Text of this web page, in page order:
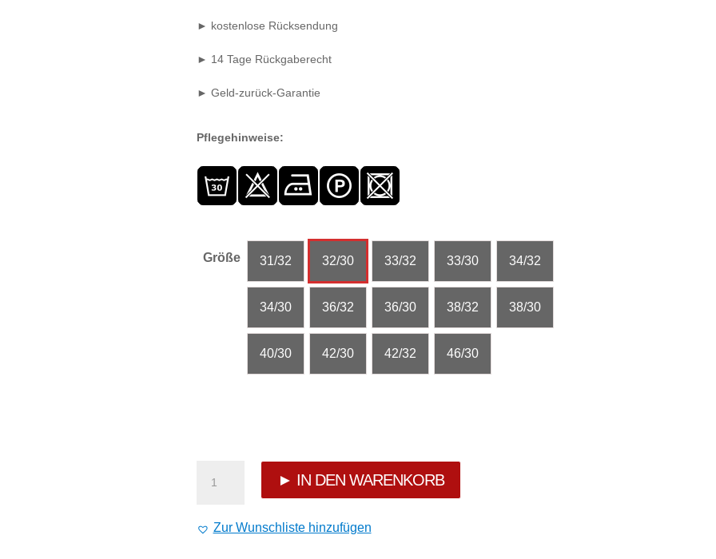
► kostenlose Rücksendung
► 14 Tage Rückgaberecht
► Geld-zurück-Garantie
Pflegehinweise:
Größe 31/32 32/30 33/32 33/30 34/32
34/30 36/32 36/30 38/32 38/30
40/30 42/30 42/32 46/30
PICALDI ► IN DEN WARENKORB
Zur Wunschliste hinzufügen